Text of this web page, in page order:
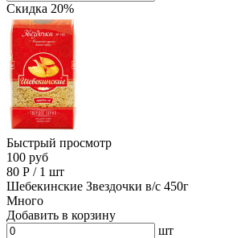
Скидка 20%
Быстрый просмотр
100 руб
80 Р / 1 шт
Шебекинские Звездочки в/с 450г
Много
Добавить в корзину
шт